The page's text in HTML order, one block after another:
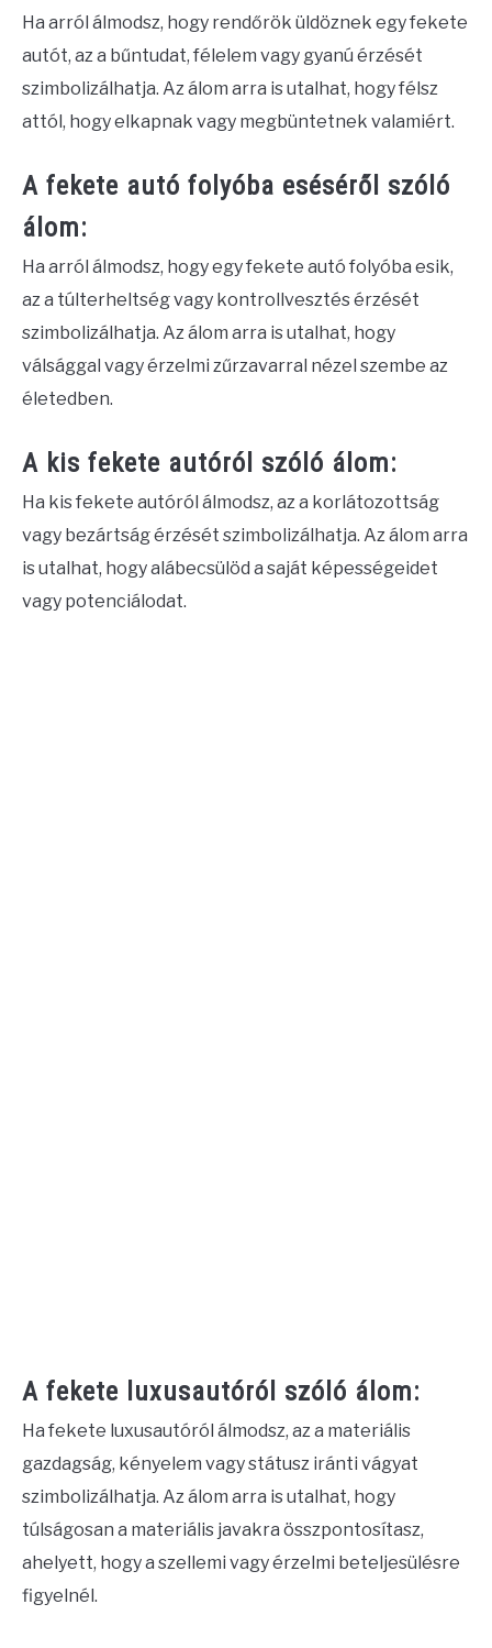
Ha arról álmodsz, hogy rendőrök üldöznek egy fekete
autót, az a bűntudat, félelem vagy gyanú érzését
szimbolizálhatja. Az álom arra is utalhat, hogy félsz
attól, hogy elkapnak vagy megbüntetnek valamiért.
A fekete autó folyóba eséséről szóló
álom:
Ha arról álmodsz, hogy egy fekete autó folyóba esik,
az a túlterheltség vagy kontrollvesztés érzését
szimbolizálhatja. Az álom arra is utalhat, hogy
válsággal vagy érzelmi zűrzavarral nézel szembe az
életedben.
A kis fekete autóról szóló álom:
Ha kis fekete autóról álmodsz, az a korlátozottság
vagy bezártság érzését szimbolizálhatja. Az álom arra
is utalhat, hogy alábecsülöd a saját képességeidet
vagy potenciálodat.
A fekete luxusautóról szóló álom:
Ha fekete luxusautóról álmodsz, az a materiális
gazdagság, kényelem vagy státusz iránti vágyat
szimbolizálhatja. Az álom arra is utalhat, hogy
túlságosan a materiális javakra összpontosítasz,
ahelyett, hogy a szellemi vagy érzelmi beteljesülésre
figyelnél.